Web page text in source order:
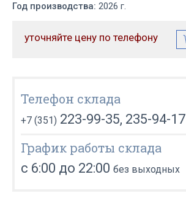
Год производства: 2026 г.
уточняйте цену по телефону
Телефон склада
+7 (351) 223-99-35, 235-94-17
График работы склада
с 6:00 до 22:00 без выходных